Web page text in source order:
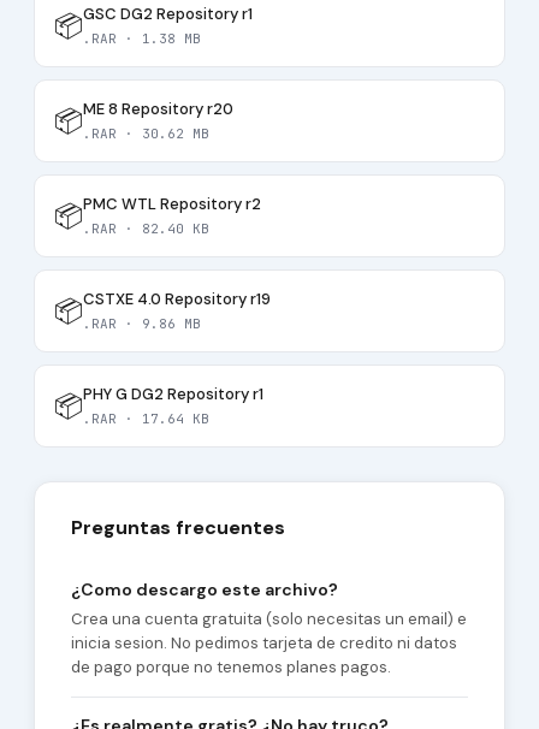
📦GSC DG2 Repository r1
.RAR · 1.38 MB
📦ME 8 Repository r20
.RAR · 30.62 MB
📦PMC WTL Repository r2
.RAR · 82.40 KB
📦CSTXE 4.0 Repository r19
.RAR · 9.86 MB
📦PHY G DG2 Repository r1
.RAR · 17.64 KB
Preguntas frecuentes
¿Como descargo este archivo?
Crea una cuenta gratuita (solo necesitas un email) e
inicia sesion. No pedimos tarjeta de credito ni datos
de pago porque no tenemos planes pagos.